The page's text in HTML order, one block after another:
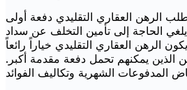
الرهن العقاري التقليدي دفعة أولى
، مما يلغي الحاجة إلى تأمين التخلف عن سداد
الرهن العقاري التقليدي خياراً رائعاً
الذين يمكنهم تحمل دفعة مقدمة أكبر.